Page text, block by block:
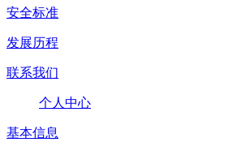
安全标准
发展历程
联系我们
个人中心
基本信息